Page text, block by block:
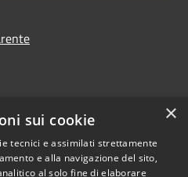
×
sui cookie
tecnici e assimilati strettamente
e alla navigazione del sito,
al solo fine di elaborare